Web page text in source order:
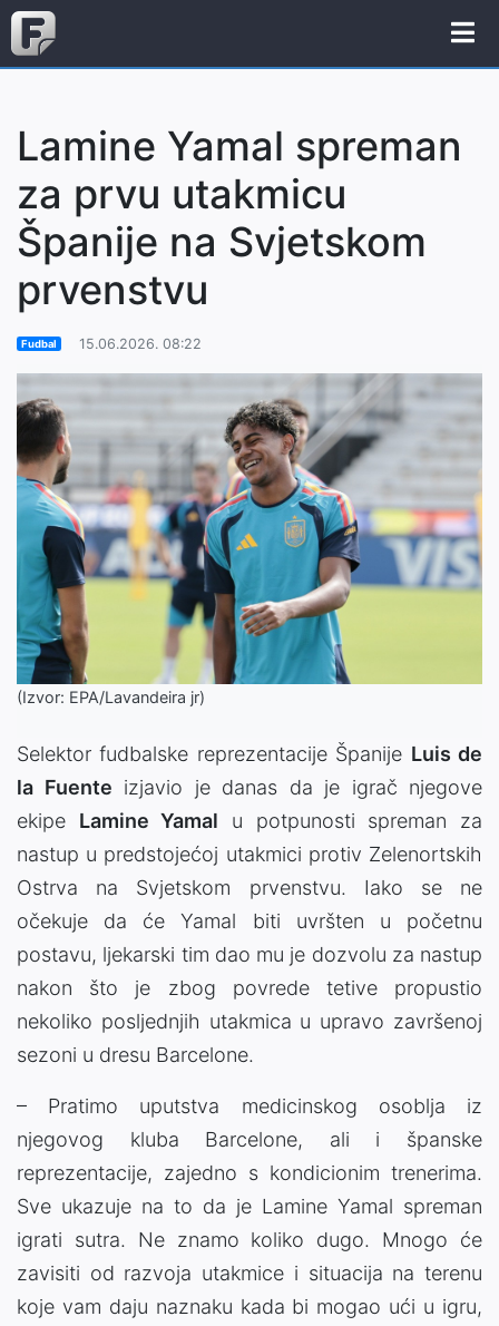
Lamine Yamal spreman
za prvu utakmicu
Španije na Svjetskom
prvenstvu
Fudbal 15.06.2026. 08:22
(Izvor: EPA/Lavandeira jr)
Selektor fudbalske reprezentacije Španije Luis de
la Fuente izjavio je danas da je igrač njegove
ekipe Lamine Yamal u potpunosti spreman za
nastup u predstojećoj utakmici protiv Zelenortskih
Ostrva na Svjetskom prvenstvu. Iako se ne
očekuje da će Yamal biti uvršten u početnu
postavu, ljekarski tim dao mu je dozvolu za nastup
nakon što je zbog povrede tetive propustio
nekoliko posljednjih utakmica u upravo završenoj
sezoni u dresu Barcelone.
– Pratimo uputstva medicinskog osoblja iz
njegovog kluba Barcelone, ali i španske
reprezentacije, zajedno s kondicionim trenerima.
Sve ukazuje na to da je Lamine Yamal spreman
igrati sutra. Ne znamo koliko dugo. Mnogo će
zavisiti od razvoja utakmice i situacija na terenu
koje vam daju naznaku kada bi mogao ući u igru,